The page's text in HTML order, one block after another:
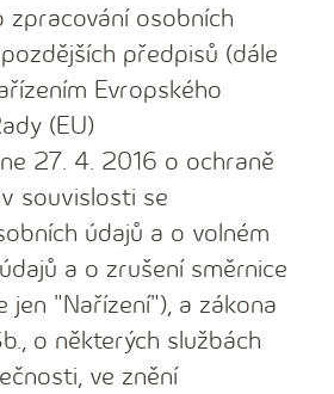
zpracování osobních
předpisů (dále
Evropského
(EU)
27. 4. 2016 o ochraně
souvislosti se
údajů a o volném
a o zrušení směrnice
"Nařízení"), a zákona
o některých službách
ve znění